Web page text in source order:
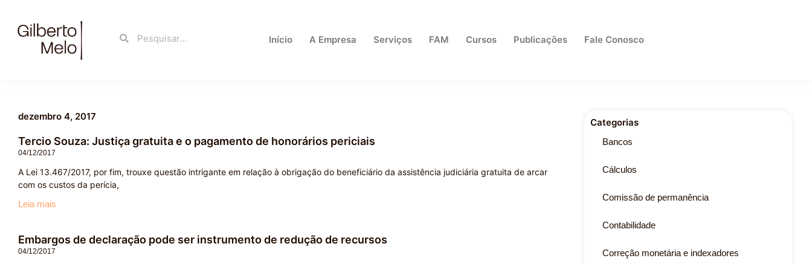
SearchSearch
Início A Empresa Serviços FAM Cursos Publicações Fale Conosco
dezembro 4, 2017
Tercio Souza: Justiça gratuita e o pagamento de honorários periciais
04/12/2017
A Lei 13.467/2017, por fim, trouxe questão intrigante em relação à obrigação do beneficiário da assistência judiciária gratuita de arcar
com os custos da perícia,
Leia mais
Embargos de declaração pode ser instrumento de redução de recursos
04/12/2017
Categorias
Bancos
Cálculos
Comissão de permanência
Contabilidade
Correção monetária e indexadores